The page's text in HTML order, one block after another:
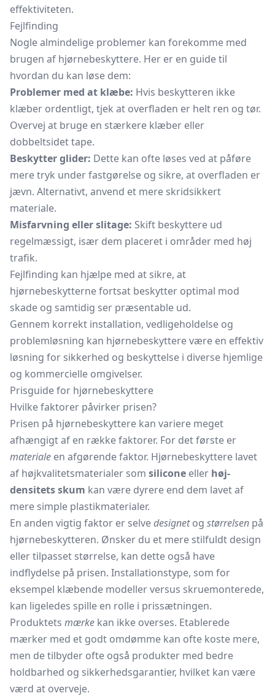
effektiviteten.
Fejlfinding
Nogle almindelige problemer kan forekomme med
brugen af hjørnebeskyttere. Her er en guide til
hvordan du kan løse dem:
Problemer med at klæbe: Hvis beskytteren ikke
klæber ordentligt, tjek at overfladen er helt ren og tør.
Overvej at bruge en stærkere klæber eller
dobbeltsidet tape.
Beskytter glider: Dette kan ofte løses ved at påføre
mere tryk under fastgørelse og sikre, at overfladen er
jævn. Alternativt, anvend et mere skridsikkert
materiale.
Misfarvning eller slitage: Skift beskyttere ud
regelmæssigt, især dem placeret i områder med høj
trafik.
Fejlfinding kan hjælpe med at sikre, at
hjørnebeskytterne fortsat beskytter optimal mod
skade og samtidig ser præsentable ud.
Gennem korrekt installation, vedligeholdelse og
problemløsning kan hjørnebeskyttere være en effektiv
løsning for sikkerhed og beskyttelse i diverse hjemlige
og kommercielle omgivelser.
Prisguide for hjørnebeskyttere
Hvilke faktorer påvirker prisen?
Prisen på hjørnebeskyttere kan variere meget
afhængigt af en række faktorer. For det første er
materiale en afgørende faktor. Hjørnebeskyttere lavet
af højkvalitetsmaterialer som silicone eller høj-
densitets skum kan være dyrere end dem lavet af
mere simple plastikmaterialer.
En anden vigtig faktor er selvedesignetog størrelsen på
hjørnebeskytteren. Ønsker du et mere stilfuldt design
eller tilpasset størrelse, kan dette også have
indflydelse på prisen. Installationstype, som for
eksempel klæbende modeller versus skruemonterede,
kan ligeledes spille en rolle i prissætningen.
Produktets mærke kan ikke overses. Etablerede
mærker med et godt omdømme kan ofte koste mere,
men de tilbyder ofte også produkter med bedre
holdbarhed og sikkerhedsgarantier, hvilket kan være
værd at overveje.